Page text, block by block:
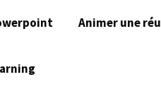
Animer une